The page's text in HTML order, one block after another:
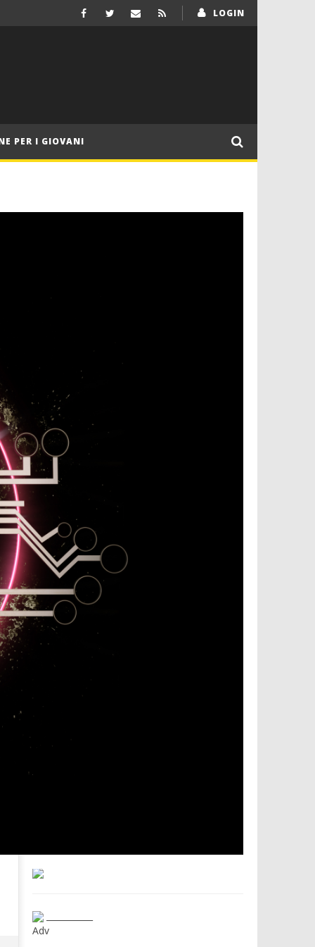
LOGIN
PER I GIOVANI
___________
Adv